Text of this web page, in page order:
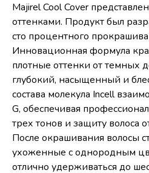
Majirel Cool Cover
оттенками. Продукт был
сто процентного
Инновационная формула
плотные оттенки от темных
глубокий, насыщенный и
состава молекула Incell
G, обеспечивая
трех тонов и защиту волоса
После окрашивания волосы
ухоженные с однородным
отлично удерживаться до